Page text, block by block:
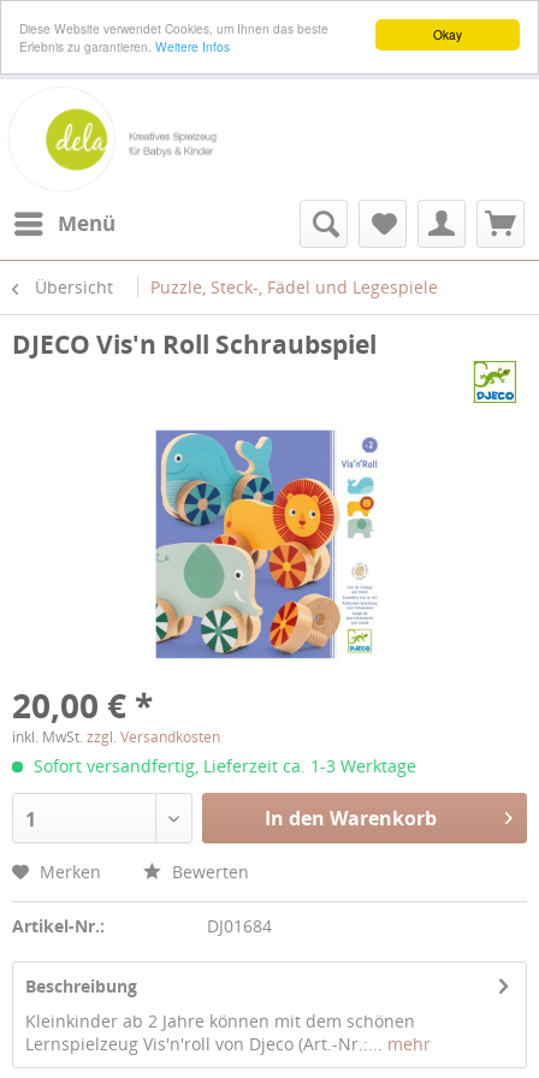
Okay
Diese Website verwendet Cookies, um Ihnen das beste
Erlebnis zu garantieren. Weitere Infos
Menü
Übersicht Puzzle, Steck-, Fädel und Legespiele
DJECO Vis'n Roll Schraubspiel
20,00 € *
inkl. MwSt. zzgl. Versandkosten
Sofort versandfertig, Lieferzeit ca. 1-3 Werktage
1 In den Warenkorb
Merken Bewerten
Artikel-Nr.: DJ01684
Beschreibung
Kleinkinder ab 2 Jahre können mit dem schönen
Lernspielzeug Vis'n'roll von Djeco (Art.-Nr.:... mehr